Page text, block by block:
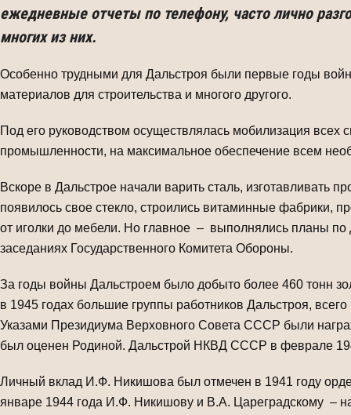
ежедневные отчеты по телефону, часто лично
многих из них.
Особенно трудными для Дальстроя были первые годы
материалов для строительства и многого другого.
Под его руководством осуществлялась мобилизация всех
промышленности, на максимальное обеспечение всем
Вскоре в Дальстрое начали варить сталь, изготавливать
появилось свое стекло, строились витаминные фабрики,
от иголки до мебели. Но главное – выполнялись планы
заседаниях Государственного Комитета Обороны.
За годы войны Дальстроем было добыто более 460 тонн
в 1945 годах большие группы работников Дальстроя,
Указами Президиума Верховного Совета СССР были
был оценен Родиной. Дальстрой НКВД СССР в феврале
Личный вклад И.Ф. Никишова был отмечен в 1941 году
январе 1944 года И.Ф. Никишову и В.А. Цареградскому –